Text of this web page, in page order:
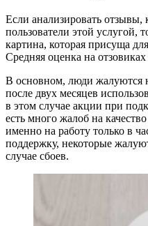
Если анализировать отзывы,
пользователи этой услугой,
картина, которая присуща
Средняя оценка на отзовиках
В основном, люди жалуются
после двух месяцев
в этом случае акции при
есть много жалоб на
именно на работу только в
поддержку, некоторые
случае сбоев.